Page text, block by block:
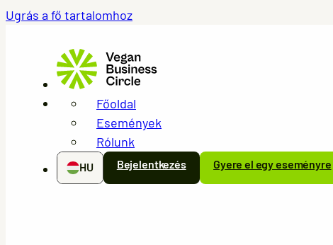
Ugrás a fő tartalomhoz
Főoldal
Események
Rólunk
HU Bejelentkezés Gyere el egy eseményre